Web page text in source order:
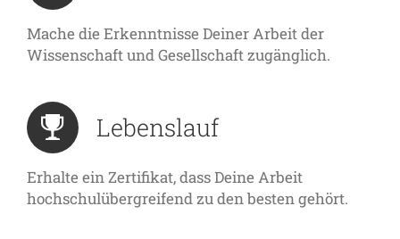
Mache die Erkenntnisse Deiner Arbeit der
Wissenschaft und Gesellschaft zugänglich.
Lebenslauf
Erhalte ein Zertifikat, dass Deine Arbeit
hochschulübergreifend zu den besten gehört.